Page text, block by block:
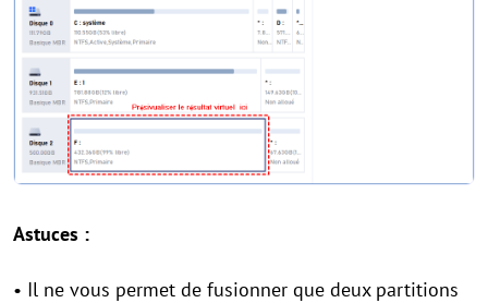
Astuces :
• Il ne vous permet de fusionner que deux partitions